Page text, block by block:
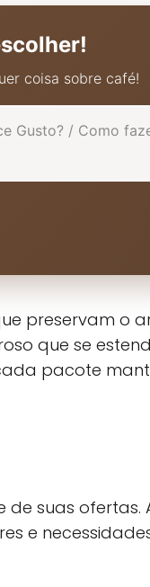
coisa sobre café!
preservam o
que se
pacote
suas ofertas.
e